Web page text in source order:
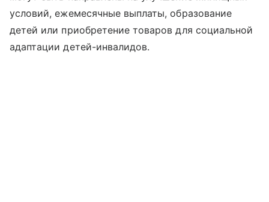
условий, ежемесячные выплаты, образование
детей или приобретение товаров для социальной
адаптации детей-инвалидов.